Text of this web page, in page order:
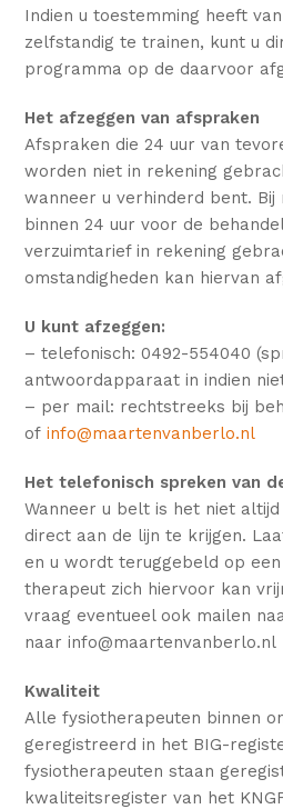
Indien u toestemming heeft
zelfstandig te trainen, kunt u
programma op de daarvoor
Het afzeggen van afspraken
Afspraken die 24 uur van
worden niet in rekening
wanneer u verhinderd bent. Bij
binnen 24 uur voor de
verzuimtarief in rekening
omstandigheden kan hiervan
U kunt afzeggen:
– telefonisch: 0492-554040
antwoordapparaat in indien
– per mail: rechtstreeks bij
ofinfo@maartenvanberlo.nl
Het telefonisch spreken van
Wanneer u belt is het niet
direct aan de lijn te krijgen.
en u wordt teruggebeld op
therapeut zich hiervoor kan
vraag eventueel ook mailen
naar info@maartenvanberlo.nl
Kwaliteit
Alle fysiotherapeuten binnen
geregistreerd in het BIG-
fysiotherapeuten staan
kwaliteitsregister van het